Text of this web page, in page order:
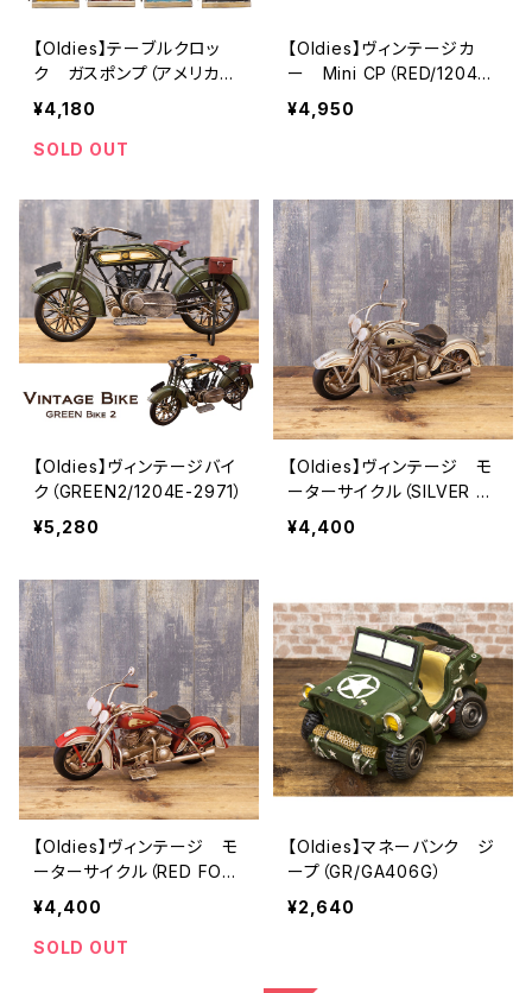
【Oldies】テーブルクロッ
ク ガスポンプ（アメリカン
雑貨）
¥4,180
SOLD OUT
【Oldies】ヴィンテージカ
ー Mini CP（RED/1204E-
2971）
¥4,950
【Oldies】ヴィンテージバイ
ク（GREEN2/1204E-2971）
¥5,280
【Oldies】ヴィンテージ モ
ーターサイクル（SILVER F
OX/2010D-2734）
¥4,400
【Oldies】ヴィンテージ モ
ーターサイクル（RED FOX/
2010D-2735）
¥4,400
SOLD OUT
【Oldies】マネーバンク ジ
ープ（GR/GA406G）
¥2,640